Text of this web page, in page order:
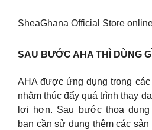
SheaGhana Official Store
SAU BƯỚC AHA THÌ DÙNG
AHA được ứng dụng trong
nhằm thúc đẩy quá trình thay
lợi hơn. Sau bước thoa dung
bạn cần sử dụng thêm các